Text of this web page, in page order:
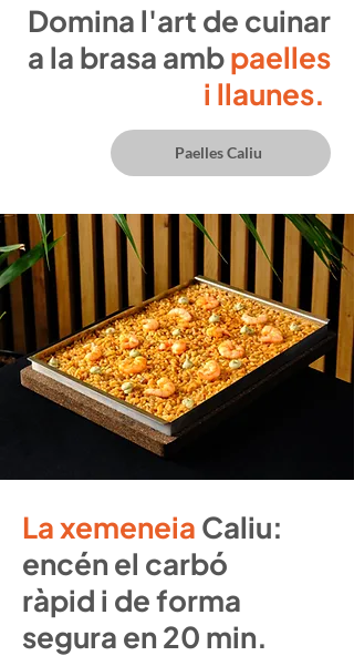
Domina l'art de cuinar
a la brasa ambpaelles
i llaunes.
Paelles Caliu
La xemeneia Caliu:
encén el carbó
ràpid i de forma
segura en 20 min.